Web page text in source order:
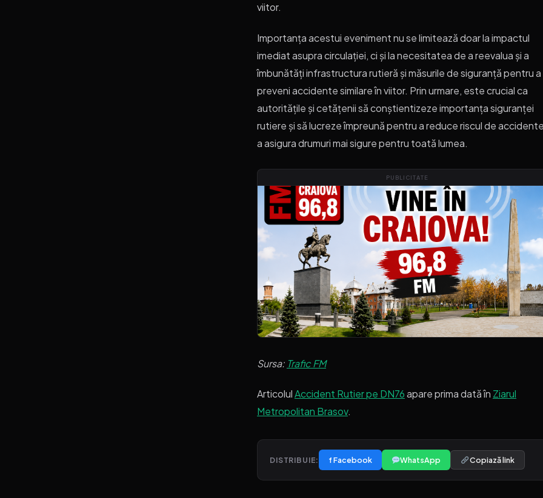
viitor.
Importanța acestui eveniment nu se limitează doar la impactul
imediat asupra circulației, ci și la necesitatea de a reevalua și a
îmbunătăți infrastructura rutieră și măsurile de siguranță pentru a
preveni accidente similare în viitor. Prin urmare, este crucial ca
autoritățile și cetățenii să conștientizeze importanța siguranței
rutiere și să lucreze împreună pentru a reduce riscul de
a asigura drumuri mai sigure pentru toată lumea.
PUBLICITATE
Sursa: Trafic FM
ArticolulAccident Rutier pe DN76apare prima dată în Ziarul
Metropolitan Brasov.
DISTRIBUIE: f Facebook WhatsApp Copiază link